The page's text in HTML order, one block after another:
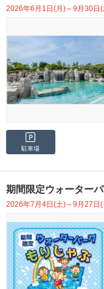
2026年6月1日(月)～9月30日(
駐車場
期間限定ウォーター
2026年7月4日(土)～9月27日(